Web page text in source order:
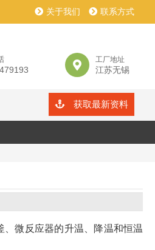
关于我们 联系方式
工厂地址
江苏无锡
获取最新资料
微反应器的升温、降温和恒温